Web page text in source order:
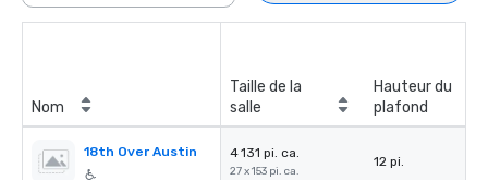
Nom
Taille de la
salle
Hauteur du
plafond
18th Over Austin 4 131 pi. ca.
27 x 153 pi. ca.
12 pi.